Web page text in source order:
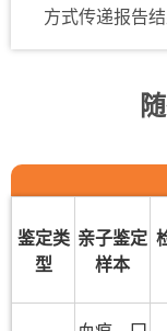
方式传递报告结
鉴定类
型
亲子鉴定
样本